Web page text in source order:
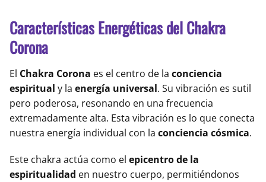
Características Energéticas del Chakra
Corona
El Chakra Corona es el centro de la conciencia
espiritual y la energía universal. Su vibración es sutil
pero poderosa, resonando en una frecuencia
extremadamente alta. Esta vibración es lo que conecta
nuestra energía individual con la conciencia cósmica.
Este chakra actúa como el epicentro de la
espiritualidad en nuestro cuerpo, permitiéndonos